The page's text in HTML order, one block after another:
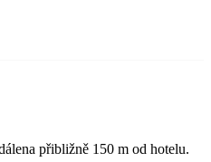
přibližně 150 m od hotelu.